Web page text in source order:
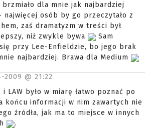
brzmiało dla mnie jak najbardziej
najwięcej osób by go przeczytało z
zaś dramatyzm w treści był
niż zwykle bywa
Sam
się przy Lee-Enfieldzie, bo jego brak
najbardziej. Brawa dla Medium
2009 @ 21:22
i LAW było w miarę łatwo poznać po
końcu informacji w nim zawartych nie
źródła, jak ma to miejsce w innych
.